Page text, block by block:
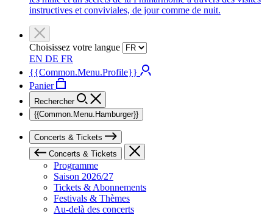
instructives et conviviales, de jour comme de nuit.
Choisissez votre langue
EN DE FR
{{Common.Menu.Profile}}
Panier
Rechercher
{{Common.Menu.Hamburger}}
Concerts & Tickets
Concerts & Tickets
Programme
Saison 2026/27
Tickets & Abonnements
Festivals & Thèmes
Au-delà des concerts